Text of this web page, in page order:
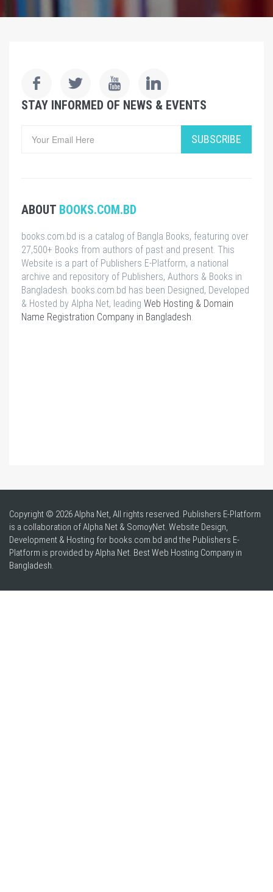
STAY INFORMED OF NEWS & EVENTS
SUBSCRIBE
ABOUT BOOKS.COM.BD
books.com.bd is a catalog of Bangla Books, featuring over
27,500+ Books from authors of past and present. This
Website is a part of Publishers E-Platform, a national
archive and repository of Publishers, Authors & Books in
Bangladesh. books.com.bd has been Designed, Developed
& Hosted by Alpha Net, leading Web Hosting & Domain
Name Registration Company in Bangladesh.
Copyright © 2026 Alpha Net, All rights reserved. Publishers E-Platform
is a collaboration of Alpha Net & SomoyNet. Website Design,
Development & Hosting for books.com.bd and the Publishers E-
Platform is provided by Alpha Net. BestWeb Hosting Company in
Bangladesh.